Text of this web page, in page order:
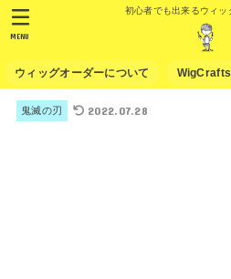
初心者でも出来るウィッ
ウィッグオーダーについて
MENU
鬼滅の刃 2022.07.28